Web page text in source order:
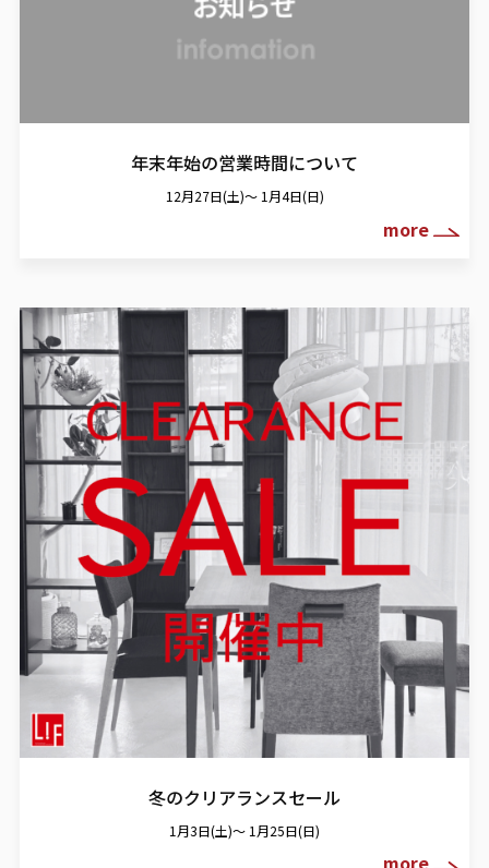
年末年始の営業時間について
12月27日(土)～ 1月4日(日)
more
冬のクリアランスセール
1月3日(土)～ 1月25日(日)